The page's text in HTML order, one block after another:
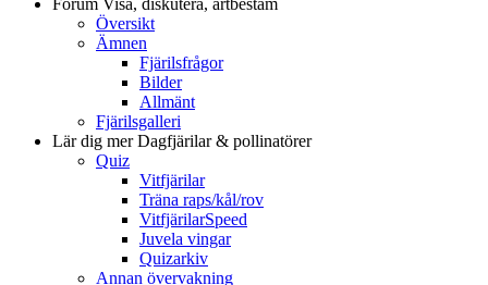
Översikt
Ämnen
Fjärilsfrågor
Bilder
Allmänt
Fjärilsgalleri
Lär dig merDagfjärilar & pollinatörer
Quiz
Vitfjärilar
Träna raps/kål/rov
VitfjärilarSpeed
Juvela vingar
Quizarkiv
Annan övervakning